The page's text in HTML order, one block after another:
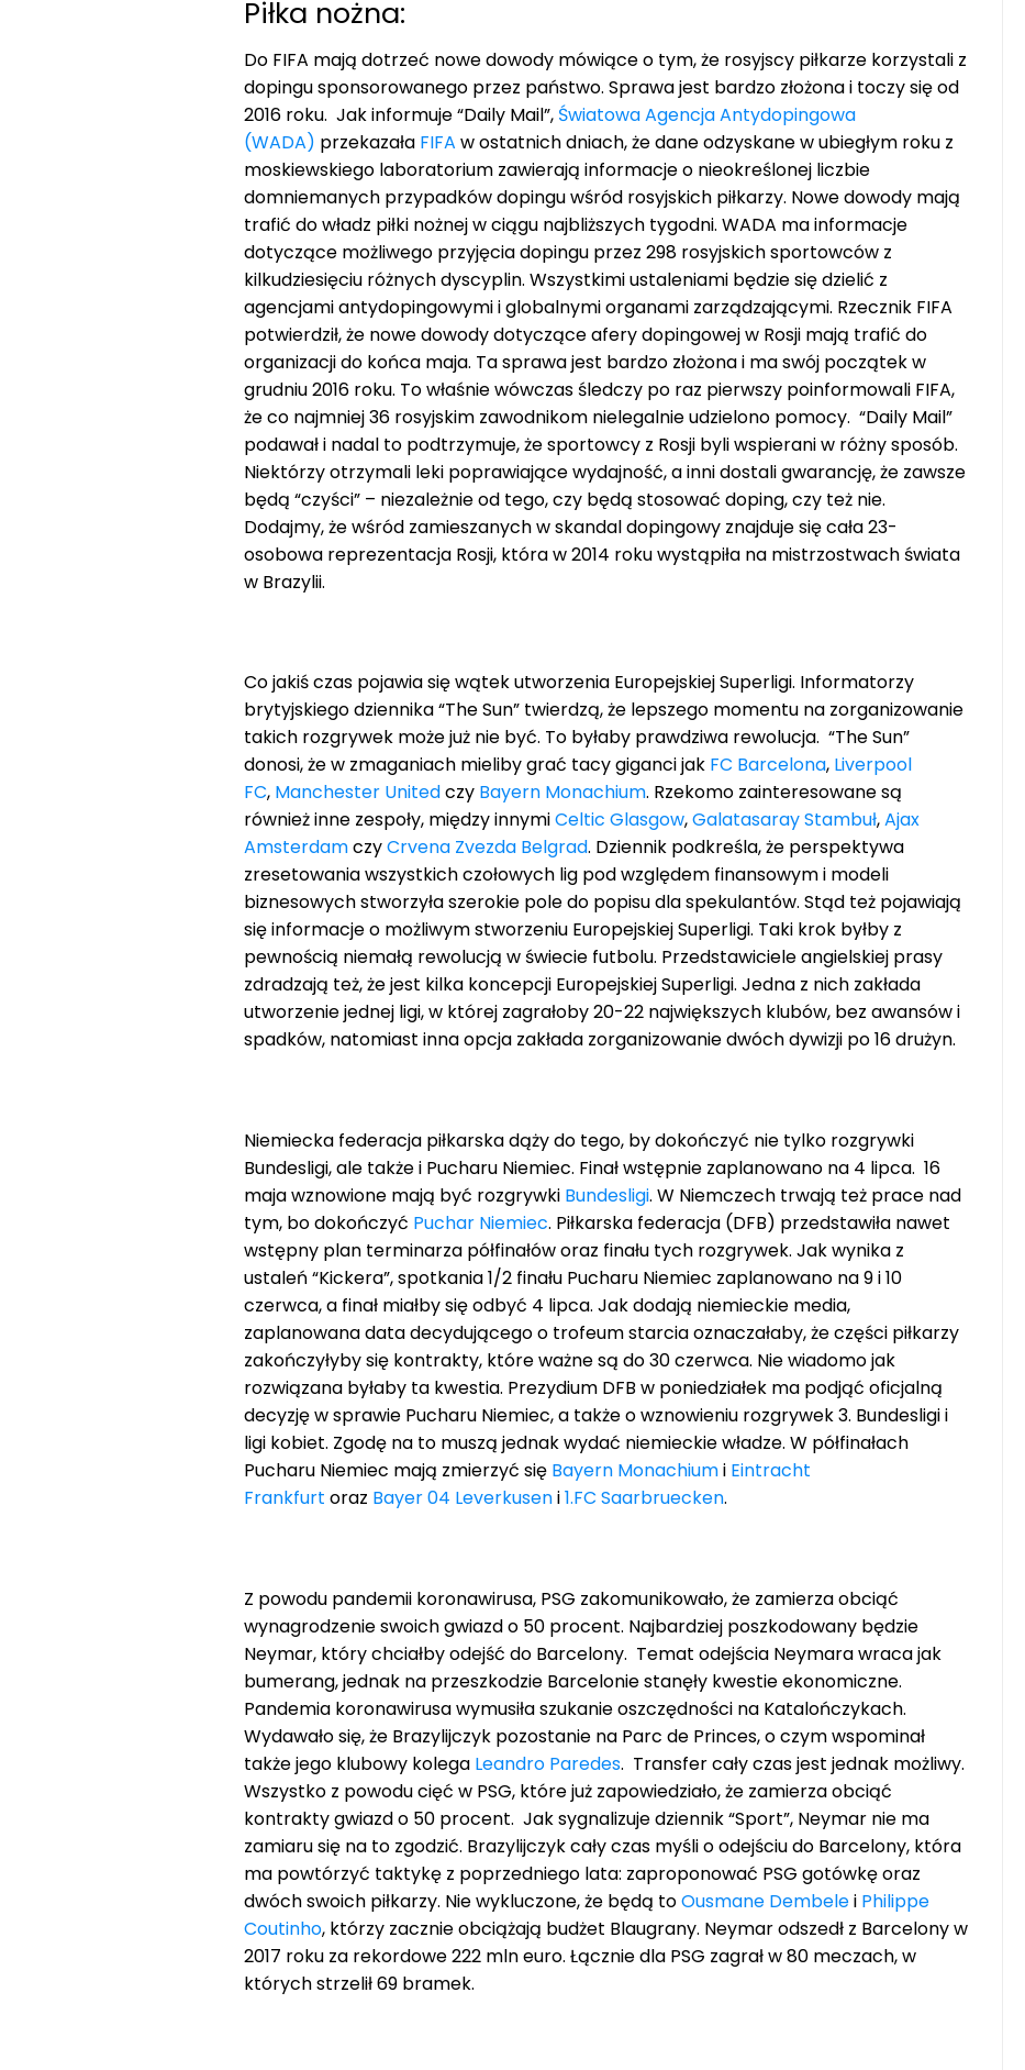
Piłka nożna:
Do FIFA mają dotrzeć nowe dowody mówiące o tym, że rosyjscy piłkarze korzystali z
dopingu sponsorowanego przez państwo. Sprawa jest bardzo złożona i toczy się od
2016 roku. Jak informuje “Daily Mail”, Światowa Agencja Antydopingowa
(WADA) przekazała FIFA w ostatnich dniach, że dane odzyskane w ubiegłym roku z
moskiewskiego laboratorium zawierają informacje o nieokreślonej liczbie
domniemanych przypadków dopingu wśród rosyjskich piłkarzy. Nowe dowody mają
trafić do władz piłki nożnej w ciągu najbliższych tygodni. WADA ma informacje
dotyczące możliwego przyjęcia dopingu przez 298 rosyjskich sportowców z
kilkudziesięciu różnych dyscyplin. Wszystkimi ustaleniami będzie się dzielić z
agencjami antydopingowymi i globalnymi organami zarządzającymi. Rzecznik FIFA
potwierdził, że nowe dowody dotyczące afery dopingowej w Rosji mają trafić do
organizacji do końca maja. Ta sprawa jest bardzo złożona i ma swój początek w
grudniu 2016 roku. To właśnie wówczas śledczy po raz pierwszy poinformowali FIFA,
że co najmniej 36 rosyjskim zawodnikom nielegalnie udzielono pomocy. “Daily Mail”
podawał i nadal to podtrzymuje, że sportowcy z Rosji byli wspierani w różny sposób.
Niektórzy otrzymali leki poprawiające wydajność, a inni dostali gwarancję, że zawsze
będą “czyści” – niezależnie od tego, czy będą stosować doping, czy też nie.
Dodajmy, że wśród zamieszanych w skandal dopingowy znajduje się cała 23-
osobowa reprezentacja Rosji, która w 2014 roku wystąpiła na mistrzostwach świata
w Brazylii.
Co jakiś czas pojawia się wątek utworzenia Europejskiej Superligi. Informatorzy
brytyjskiego dziennika “The Sun” twierdzą, że lepszego momentu na zorganizowanie
takich rozgrywek może już nie być. To byłaby prawdziwa rewolucja. “The Sun”
donosi, że w zmaganiach mieliby grać tacy giganci jak FC Barcelona, Liverpool
FC, Manchester Unitedczy Bayern Monachium. Rzekomo zainteresowane są
również inne zespoły, między innymiCeltic Glasgow,Galatasaray Stambuł,Ajax
AmsterdamczyCrvena Zvezda Belgrad. Dziennik podkreśla, że perspektywa
zresetowania wszystkich czołowych lig pod względem finansowym i modeli
biznesowych stworzyła szerokie pole do popisu dla spekulantów. Stąd też pojawiają
się informacje o możliwym stworzeniu Europejskiej Superligi. Taki krok byłby z
pewnością niemałą rewolucją w świecie futbolu. Przedstawiciele angielskiej prasy
zdradzają też, że jest kilka koncepcji Europejskiej Superligi. Jedna z nich zakłada
utworzenie jednej ligi, w której zagrałoby 20-22 największych klubów, bez awansów i
spadków, natomiast inna opcja zakłada zorganizowanie dwóch dywizji po 16 drużyn.
Niemiecka federacja piłkarska dąży do tego, by dokończyć nie tylko rozgrywki
Bundesligi, ale także i Pucharu Niemiec. Finał wstępnie zaplanowano na 4 lipca. 16
maja wznowione mają być rozgrywki Bundesligi. W Niemczech trwają też prace nad
tym, bo dokończyć Puchar Niemiec. Piłkarska federacja (DFB) przedstawiła nawet
wstępny plan terminarza półfinałów oraz finału tych rozgrywek. Jak wynika z
ustaleń “Kickera”, spotkania 1/2 finału Pucharu Niemiec zaplanowano na 9 i 10
czerwca, a finał miałby się odbyć 4 lipca. Jak dodają niemieckie media,
zaplanowana data decydującego o trofeum starcia oznaczałaby, że części piłkarzy
zakończyłyby się kontrakty, które ważne są do 30 czerwca. Nie wiadomo jak
rozwiązana byłaby ta kwestia. Prezydium DFB w poniedziałek ma podjąć oficjalną
decyzję w sprawie Pucharu Niemiec, a także o wznowieniu rozgrywek 3. Bundesligi i
ligi kobiet. Zgodę na to muszą jednak wydać niemieckie władze. W półfinałach
Pucharu Niemiec mają zmierzyć się Bayern Monachiumi Eintracht
Frankfurt oraz Bayer 04 Leverkuseni1.FC Saarbruecken.
Z powodu pandemii koronawirusa, PSG zakomunikowało, że zamierza obciąć
wynagrodzenie swoich gwiazd o 50 procent. Najbardziej poszkodowany będzie
Neymar, który chciałby odejść do Barcelony. Temat odejścia Neymara wraca jak
bumerang, jednak na przeszkodzie Barcelonie stanęły kwestie ekonomiczne.
Pandemia koronawirusa wymusiła szukanie oszczędności na Katalończykach.
Wydawało się, że Brazylijczyk pozostanie na Parc de Princes, o czym wspominał
także jego klubowy kolega Leandro Paredes. Transfer cały czas jest jednak możliwy.
Wszystko z powodu cięć w PSG, które już zapowiedziało, że zamierza obciąć
kontrakty gwiazd o 50 procent. Jak sygnalizuje dziennik “Sport”, Neymar nie ma
zamiaru się na to zgodzić. Brazylijczyk cały czas myśli o odejściu do Barcelony, która
ma powtórzyć taktykę z poprzedniego lata: zaproponować PSG gotówkę oraz
dwóch swoich piłkarzy. Nie wykluczone, że będą toOusmane Dembelei Philippe
Coutinho, którzy zacznie obciążają budżet Blaugrany. Neymar odszedł z Barcelony w
2017 roku za rekordowe 222 mln euro. Łącznie dla PSG zagrał w 80 meczach, w
których strzelił 69 bramek.